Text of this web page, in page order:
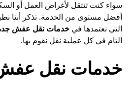
سواء كنت تنتقل لأغراض العمل أو
أفضل مستوى من الخدمة. تذكر أننا
التي نعتمدها فيخدمات نقل عفش
التام في كل عملية نقل نقوم بها.
خدمات نقل